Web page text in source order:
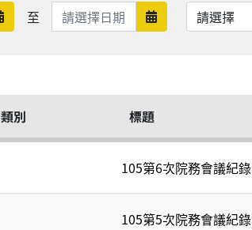
日期範圍開始
至 日期範圍結束 日期範圍結束
類別 標題
105第6次院務會議紀錄
105第5次院務會議紀錄